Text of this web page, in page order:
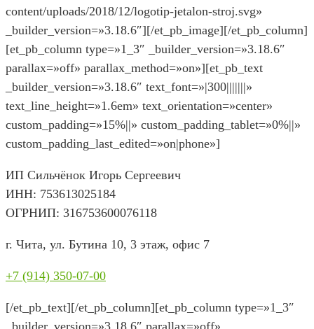
content/uploads/2018/12/logotip-jetalon-stroj.svg»
_builder_version=»3.18.6″][/et_pb_image][/et_pb_column]
[et_pb_column type=»1_3″ _builder_version=»3.18.6″
parallax=»off» parallax_method=»on»][et_pb_text
_builder_version=»3.18.6″ text_font=»|300|||||||»
text_line_height=»1.6em» text_orientation=»center»
custom_padding=»15%||» custom_padding_tablet=»0%||»
custom_padding_last_edited=»on|phone»]
ИП Сильчёнок Игорь Сергеевич
ИНН: 753613025184
ОГРНИП: 316753600076118
г. Чита, ул. Бутина 10, 3 этаж, офис 7
+7 (914) 350-07-00
[/et_pb_text][/et_pb_column][et_pb_column type=»1_3″
_builder_version=»3.18.6″ parallax=»off»